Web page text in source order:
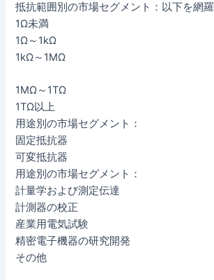
抵抗範囲別の市場セグメント：以下を網羅
1Ω未満
1Ω～1kΩ
1kΩ～1MΩ
1MΩ～1TΩ
1TΩ以上
用途別の市場セグメント：
固定抵抗器
可変抵抗器
用途別の市場セグメント：
計量学および測定伝達
計測器の校正
産業用電気試験
精密電子機器の研究開発
その他